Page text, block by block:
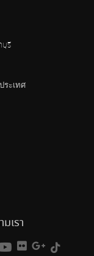
บุรี
ระเทศ
เรา